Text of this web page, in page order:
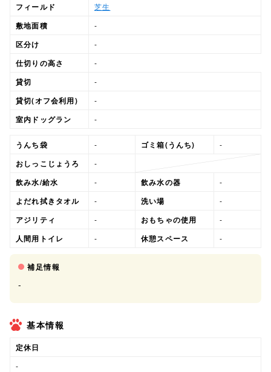
フィールド 芝生
敷地面積 -
区分け -
仕切りの高さ -
貸切 -
貸切(オフ会利用) -
室内ドッグラン -
うんち袋 - ゴミ箱(うんち) -
おしっこじょうろ -
飲み水/給水 - 飲み水の器 -
よだれ拭きタオル - 洗い場 -
アジリティ - おもちゃの使用 -
人間用トイレ - 休憩スペース -
補足情報
-
基本情報
定休日
-